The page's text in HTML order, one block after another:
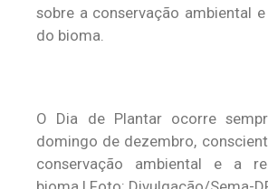
sobre a conservação ambiental
do bioma.
O Dia de Plantar ocorre
domingo de dezembro,
conservação ambiental e a